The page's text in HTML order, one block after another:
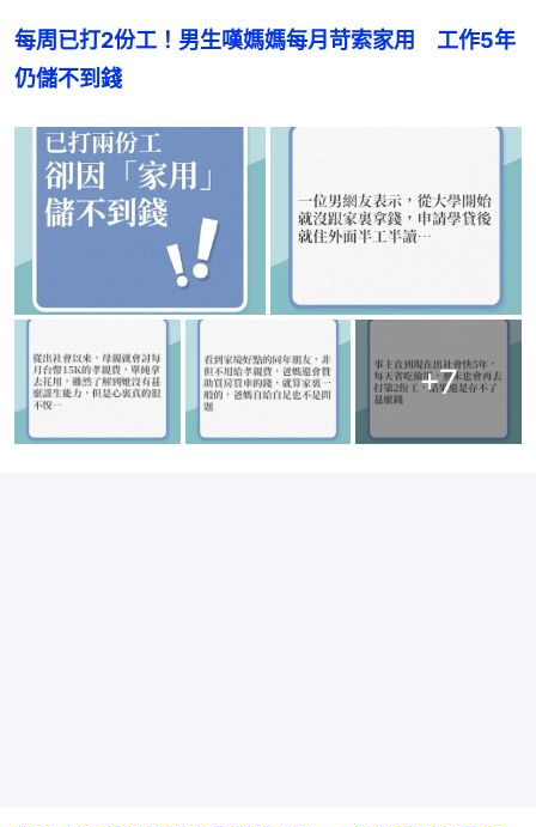
每周已打2份工！男生嘆媽媽每月苛索家用　工作5年
仍儲不到錢
+7